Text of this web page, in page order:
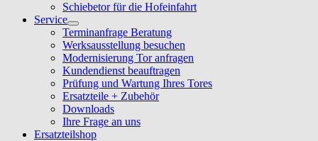
Schiebetor für die Hofeinfahrt
Service
Terminanfrage Beratung
Werksausstellung besuchen
Modernisierung Tor anfragen
Kundendienst beauftragen
Prüfung und Wartung Ihres Tores
Ersatzteile + Zubehör
Downloads
Ihre Frage an uns
Ersatzteilshop